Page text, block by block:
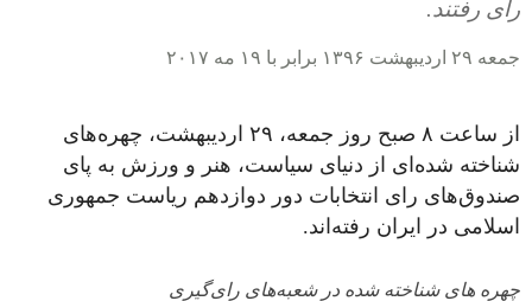
رای رفتند.
جمعه ۲۹ اردیبهشت ۱۳۹۶ برابر با ۱۹ مه ۲۰۱۷
از ساعت ۸ صبح روز جمعه، ۲۹ اردیبهشت، چهره‌های
شناخته شده‌ای از دنیای سیاست، هنر و ورزش به پای
صندوق‌های رای انتخابات دور دوازدهم ریاست جمهوری
اسلامی در ایران رفته‌اند.
چهره های شناخته شده در شعبه‌های رای‌گیری